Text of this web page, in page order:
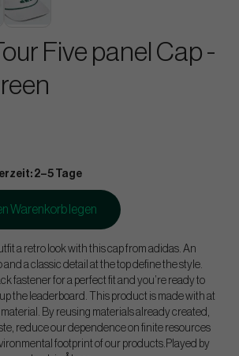
Five panel Cap -
2–5 Tage
Warenkorb legen
a retro look with this cap from adidas. An
a classic detail at the top define the style.
fastener for a perfect fit and you’re ready to
the leaderboard. This product is made with at
By reusing materials already created,
reduce our dependence on finite resources
footprint of our products.Played by